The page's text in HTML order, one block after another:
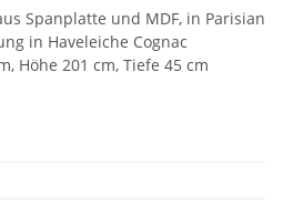
Spanplatte und MDF, in Parisian
in Haveleiche Cognac
Höhe 201 cm, Tiefe 45 cm